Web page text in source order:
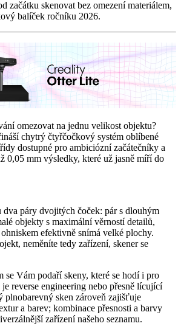
začátku skenovat bez omezení materiálem,
balíček ročníku 2026.
omezovat na jednu velikost objektu?
chytrý čtyřčočkový systém oblíbené
dostupné pro ambiciózní začátečníky a
0,05 mm výsledky, které už jasně míří do
dva páry dvojitých čoček: pár s dlouhým
objekty s maximální věrností detailů,
efektivně snímá velké plochy.
neměníte tedy zařízení, skener se
se Vám podaří skeny, které se hodí i pro
reverse engineering nebo přesně lícující
plnobarevný sken zároveň zajišťuje
a barev; kombinace přesnosti a barvy
zařízení našeho seznamu.